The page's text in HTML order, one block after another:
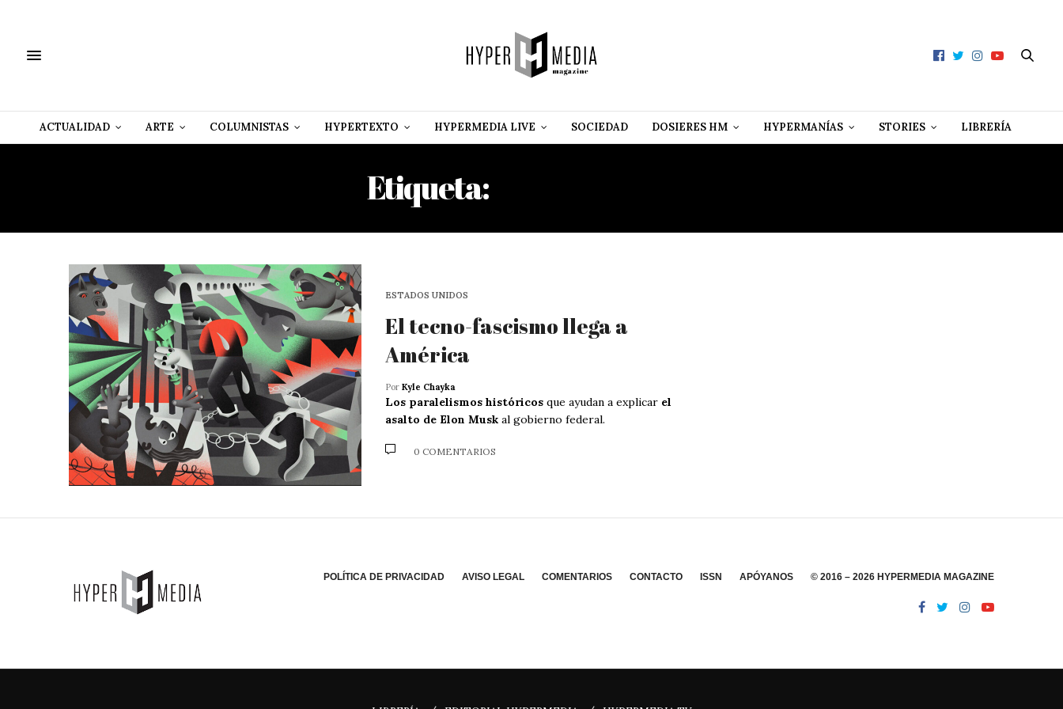
ACTUALIDAD ARTE COLUMNISTAS HYPERTEXTO HYPERMEDIA LIVE SOCIEDAD DOSIERES HM HYPERMANÍAS STORIES LIBRERÍA
Etiqueta:
ESTADOS UNIDOS
El tecno-fascismo llega a
América
Por Kyle Chayka
Los paralelismos históricos que ayudan a explicar el
asalto de Elon Musk al gobierno federal.
0 COMENTARIOS
POLÍTICA DE PRIVACIDAD AVISO LEGAL COMENTARIOS CONTACTO ISSN APÓYANOS © 2016 – 2026 HYPERMEDIA MAGAZINE